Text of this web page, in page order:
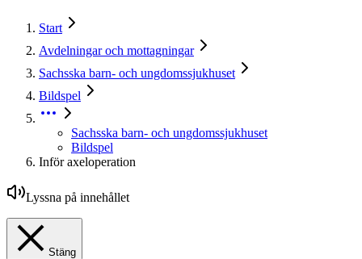
Start
Avdelningar och mottagningar
Sachsska barn- och ungdomssjukhuset
Bildspel
Sachsska barn- och ungdomssjukhuset
Bildspel
Inför axeloperation
Lyssna på innehållet
Stäng